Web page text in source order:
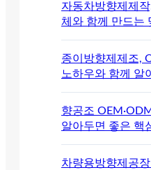
자동차방향제제
체와 함께 만드는
종이방향제제조,
노하우와 함께 알
향공조
알아두면 좋은 핵
차량용방향제공